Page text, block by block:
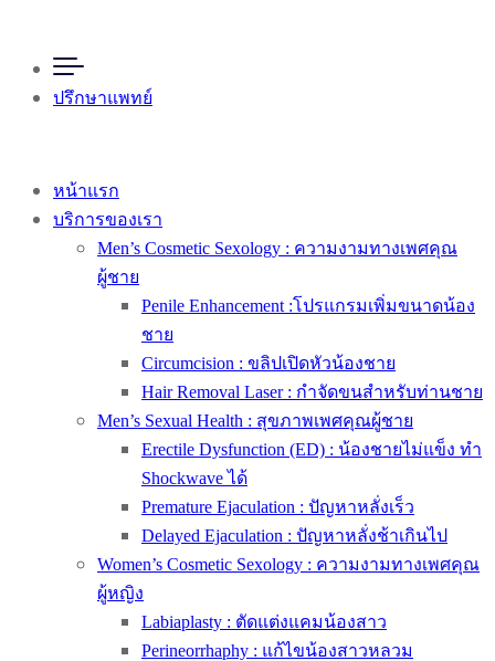
ปรึกษาแพทย์
หน้าแรก
บริการของเรา
Men’s Cosmetic Sexology : ความงามทางเพศคุณ
ผู้ชาย
Penile Enhancement :โปรแกรมเพิ่มขนาดน้อง
ชาย
Circumcision : ขลิปเปิดหัวน้องชาย
Hair Removal Laser : กำจัดขนสำหรับท่านชาย
Men’s Sexual Health : สุขภาพเพศคุณผู้ชาย
Erectile Dysfunction (ED) : น้องชายไม่แข็ง ทำ
Shockwave ได้
Premature Ejaculation : ปัญหาหลั่งเร็ว
Delayed Ejaculation : ปัญหาหลั่งช้าเกินไป
Women’s Cosmetic Sexology : ความงามทางเพศคุณ
ผู้หญิง
Labiaplasty : ตัดแต่งแคมน้องสาว
Perineorrhaphy : แก้ไขน้องสาวหลวม